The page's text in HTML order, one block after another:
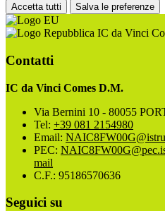
Accetta tutti Salva le preferenze
IC da Vinci
Contatti
IC da Vinci Comes D.M.
Via Bernini 10 - 80055
Tel: +39 081 2154980
Email:
PEC:
mail
C.F.: 95186570636
Seguici su